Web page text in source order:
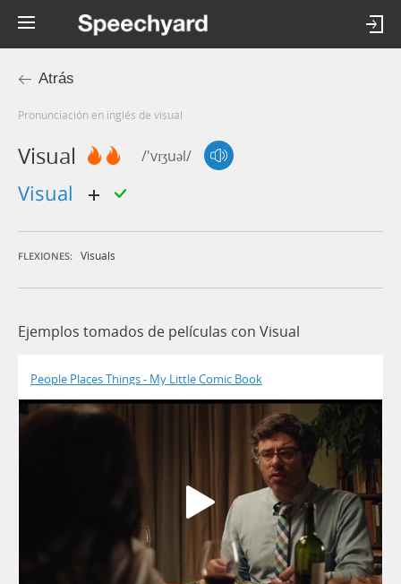
Atrás
Pronunciación en inglés de visual
Visual /'vɪʒuəl/
visual
FLEXIONES: Visuals
Ejemplos tomados de películas con Visual
People Places Things - My Little Comic Book